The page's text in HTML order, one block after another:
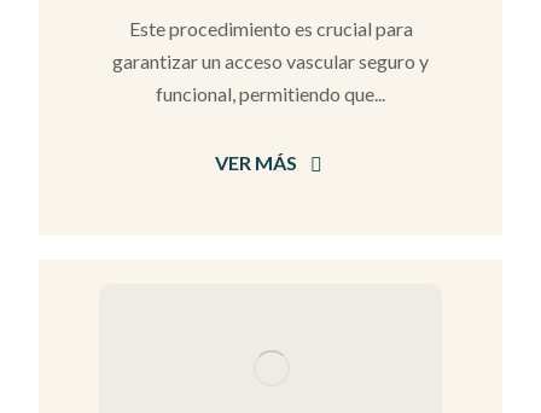
Este procedimiento es crucial para
garantizar un acceso vascular seguro y
funcional, permitiendo que...
VER MÁS